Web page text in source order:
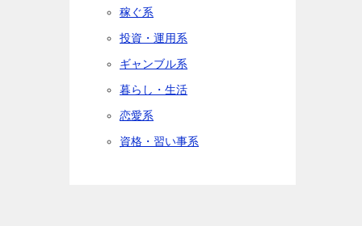
稼ぐ系
投資・運用系
ギャンブル系
暮らし・生活
恋愛系
資格・習い事系